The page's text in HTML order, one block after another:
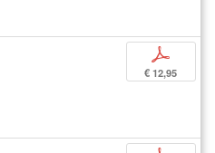
p
€ 12,95